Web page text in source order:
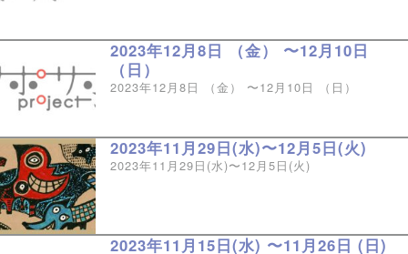
2023年12月8日 （金） 〜12月10日
（日）
2023年12月8日 （金） 〜12月10日 （日）
2023年11月29日(水)〜12月5日(火)
2023年11月29日(水)〜12月5日(火)
2023年11月15日(水) 〜11月26日 (日)